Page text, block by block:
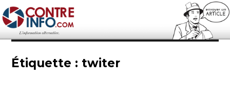
Contre-Info
Étiquette : twiter